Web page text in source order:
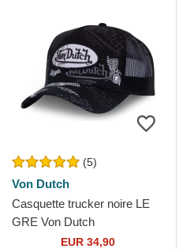
(5)
Von Dutch
Casquette trucker noire LE
GRE Von Dutch
EUR 34,90